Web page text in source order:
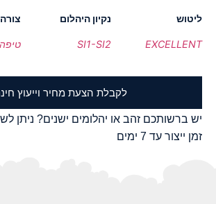
ליטוש
EXCELLENT
נקיון היהלום
SI1-SI2
צורה
טיפה
לקבלת הצעת מחיר וייעוץ
יש ברשותכם זהב או יהלומים ישנים? ניתן
זמן ייצור עד 7 ימים